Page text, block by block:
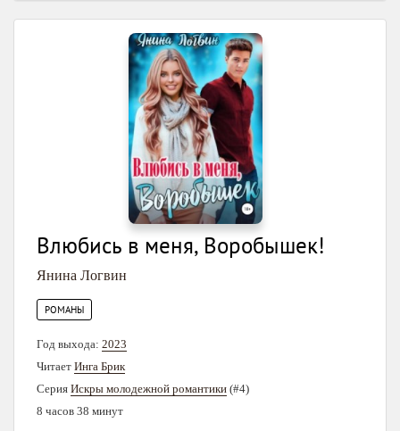
Влюбись в меня, Воробышек!
Янина Логвин
РОМАНЫ
Год выхода: 2023
Читает Инга Брик
Серия Искры молодежной романтики (#4)
8 часов 38 минут